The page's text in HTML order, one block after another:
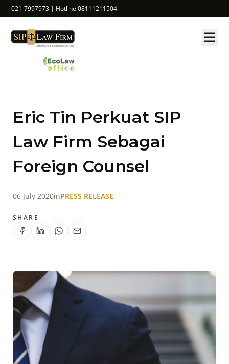
021-7997973 | Hotline 08111211504
Eric Tin Perkuat SIP
Law Firm Sebagai
Foreign Counsel
06 July 2020inPRESS RELEASE
SHARE